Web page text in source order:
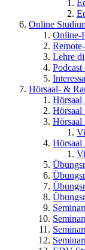
Online
Online-
Lehre
Podcast
Hörsaal- &
Hörsaal
Hörsaal
Hörsaal
Hörsaal